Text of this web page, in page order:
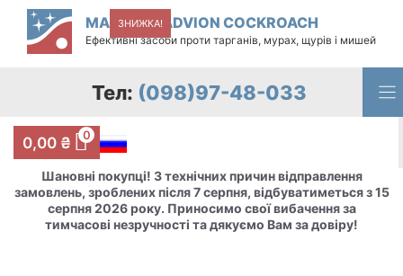
Перейти
вмісту
МАГАЗИН ADVION COCKROACH
Ефективні засоби проти тарганів, мурах, щурів і мишей
Тел: (098)97-48-033
0,00 ₴ 0
Шановні покупці! З технічних причин відправлення
замовлень, зроблених після 7 серпня, відбуватиметься з 15
серпня 2026 року. Приносимо свої вибачення за
тимчасові незручності та дякуємо Вам за довіру!
ЗНИЖКА!
ЗНИЖКА!
ЗНИЖКА!
ЗНИЖКА!
ЗНИЖКА!
ЗНИЖКА!